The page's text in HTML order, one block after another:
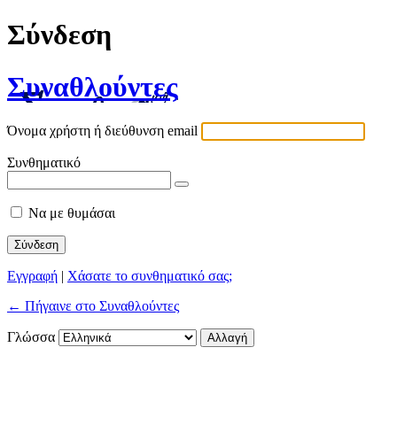
Σύνδεση
Συναθλούντες
Όνομα χρήστη ή διεύθυνση email
Συνθηματικό
Να με θυμάσαι
Εγγραφή | Χάσατε το συνθηματικό σας;
← Πήγαινε στο Συναθλούντες
Γλώσσα